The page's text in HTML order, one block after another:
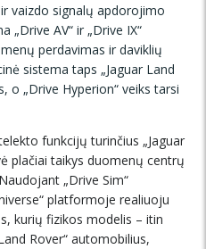
vaizdo signalų apdorojimo
„Drive AV“ ir „Drive IX“
perdavimas ir daviklių
sistema taps „Jaguar Land
o „Drive Hyperion“ veiks tarsi
funkcijų turinčius „Jaguar
plačiai taikys duomenų centrų
„Drive Sim“
platformoje realiuoju
kurių fizikos modelis – itin
Rover“ automobilius,